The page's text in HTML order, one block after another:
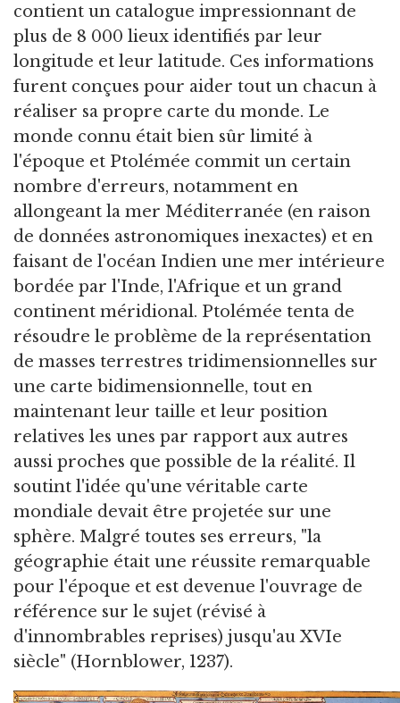
contient un catalogue impressionnant de
plus de 8 000 lieux identifiés par leur
longitude et leur latitude. Ces informations
furent conçues pour aider tout un chacun à
réaliser sa propre carte du monde. Le
monde connu était bien sûr limité à
l'époque et Ptolémée commit un certain
nombre d'erreurs, notamment en
allongeant la mer Méditerranée (en raison
de données astronomiques inexactes) et en
faisant de l'océan Indien une mer intérieure
bordée par l'Inde, l'Afrique et un grand
continent méridional. Ptolémée tenta de
résoudre le problème de la représentation
de masses terrestres tridimensionnelles sur
une carte bidimensionnelle, tout en
maintenant leur taille et leur position
relatives les unes par rapport aux autres
aussi proches que possible de la réalité. Il
soutint l'idée qu'une véritable carte
mondiale devait être projetée sur une
sphère. Malgré toutes ses erreurs, "la
géographie était une réussite remarquable
pour l'époque et est devenue l'ouvrage de
référence sur le sujet (révisé à
d'innombrables reprises) jusqu'au XVIe
siècle" (Hornblower, 1237).